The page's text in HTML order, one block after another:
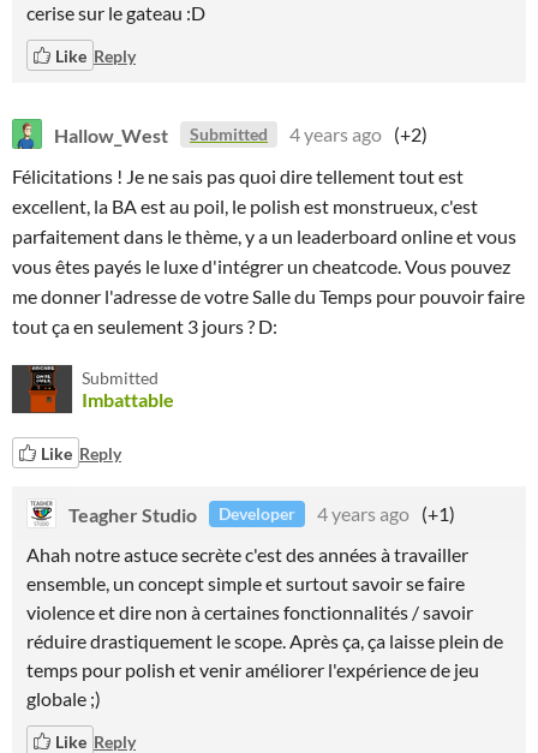
cerise sur le gateau :D
Like Reply
Hallow_West Submitted 4 years ago (+2)
Félicitations ! Je ne sais pas quoi dire tellement tout est
excellent, la BA est au poil, le polish est monstrueux, c'est
parfaitement dans le thème, y a un leaderboard online et vous
vous êtes payés le luxe d'intégrer un cheatcode. Vous pouvez
me donner l'adresse de votre Salle du Temps pour pouvoir faire
tout ça en seulement 3 jours ? D:
Submitted
Imbattable
Like Reply
Teagher Studio Developer 4 years ago (+1)
Ahah notre astuce secrète c'est des années à travailler
ensemble, un concept simple et surtout savoir se faire
violence et dire non à certaines fonctionnalités / savoir
réduire drastiquement le scope. Après ça, ça laisse plein de
temps pour polish et venir améliorer l'expérience de jeu
globale ;)
Like Reply